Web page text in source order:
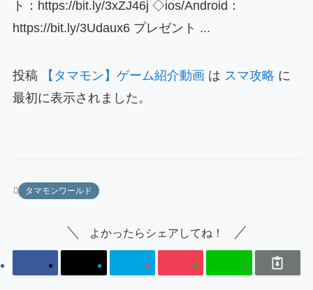
ト：https://bit.ly/3xZJ46j ◇ios/Android：
https://bit.ly/3Udaux6 プレゼント ...
投稿 【タマモン】ゲーム紹介動画は スマ攻略 に
最初に表示されました。
タマモンワールド
よかったらシェアしてね！